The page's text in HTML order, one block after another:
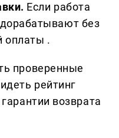
Если работа
без
оплаты .
проверенные
рейтинг
возврата